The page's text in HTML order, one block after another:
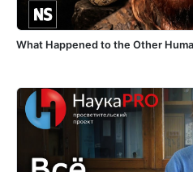
What Happened to the Other